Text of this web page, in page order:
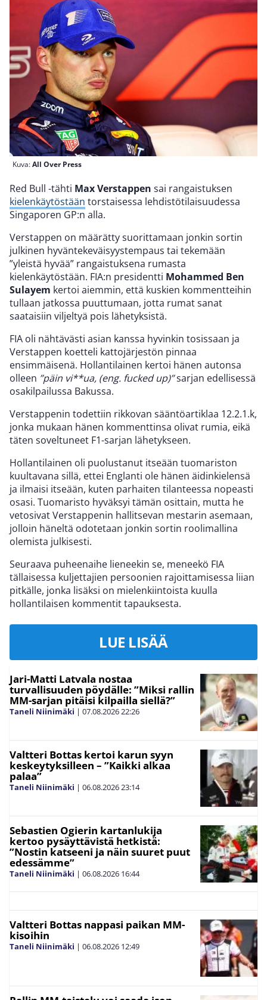
Kuva:All Over Press
Red Bull -tähti Max Verstappen sai rangaistuksen
kielenkäytöstään torstaisessa lehdistötilaisuudessa
Singaporen GP:n alla.
Verstappen on määrätty suorittamaan jonkin sortin
julkinen hyväntekeväisyystempaus tai tekemään
”yleistä hyvää” rangaistuksena rumasta
kielenkäytöstään. FIA:n presidentti Mohammed Ben
Sulayem kertoi aiemmin, että kuskien kommentteihin
tullaan jatkossa puuttumaan, jotta rumat sanat
saataisiin viljeltyä pois lähetyksistä.
FIA oli nähtävästi asian kanssa hyvinkin tosissaan ja
Verstappen koetteli kattojärjestön pinnaa
ensimmäisenä. Hollantilainen kertoi hänen autonsa
olleen ”päin vi**ua, (eng. fucked up)”sarjan edellisessä
osakilpailussa Bakussa.
Verstappenin todettiin rikkovan sääntöartiklaa 12.2.1.k,
jonka mukaan hänen kommenttinsa olivat rumia, eikä
täten soveltuneet F1-sarjan lähetykseen.
Hollantilainen oli puolustanut itseään tuomariston
kuultavana sillä, ettei Englanti ole hänen äidinkielensä
ja ilmaisi itseään, kuten parhaiten tilanteessa nopeasti
osasi. Tuomaristo hyväksyi tämän osittain, mutta he
vetosivat Verstappenin hallitsevan mestarin asemaan,
jolloin häneltä odotetaan jonkin sortin roolimallina
olemista julkisesti.
Seuraava puheenaihe lieneekin se, meneekö FIA
tällaisessa kuljettajien persoonien rajoittamisessa liian
pitkälle, jonka lisäksi on mielenkiintoista kuulla
hollantilaisen kommentit tapauksesta.
LUE LISÄÄ
Jari-Matti Latvala nostaa
turvallisuuden pöydälle: ”Miksi rallin
MM-sarjan pitäisi kilpailla siellä?”
Taneli Niinimäki | 07.08.202622:26
Valtteri Bottas kertoi karun syyn
keskeytyksilleen – ”Kaikki alkaa
palaa”
Taneli Niinimäki | 06.08.202623:14
Sebastien Ogierin kartanlukija
kertoo pysäyttävistä hetkistä:
”Nostin katseeni ja näin suuret puut
edessämme”
Taneli Niinimäki | 06.08.2026 16:44
Valtteri Bottas nappasi paikan MM-
kisoihin
Taneli Niinimäki | 06.08.2026 12:49